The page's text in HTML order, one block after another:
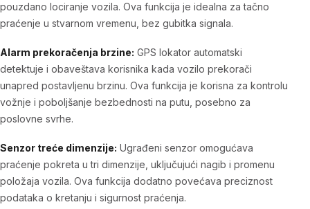
pouzdano lociranje vozila. Ova funkcija je idealna za tačno
praćenje u stvarnom vremenu, bez gubitka signala.
Alarm prekoračenja brzine: GPS lokator automatski
detektuje i obaveštava korisnika kada vozilo prekorači
unapred postavljenu brzinu. Ova funkcija je korisna za kontrolu
vožnje i poboljšanje bezbednosti na putu, posebno za
poslovne svrhe.
Senzor treće dimenzije: Ugrađeni senzor omogućava
praćenje pokreta u tri dimenzije, uključujući nagib i promenu
položaja vozila. Ova funkcija dodatno povećava preciznost
podataka o kretanju i sigurnost praćenja.